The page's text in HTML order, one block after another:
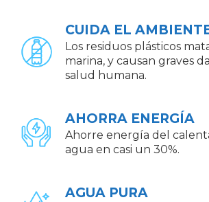
CUIDA EL
Los residuos plásticos
marina, y causan graves
salud humana.
AHORRA ENERGÍA
Ahorre energía del
agua en casi un 30%.
AGUA PURA